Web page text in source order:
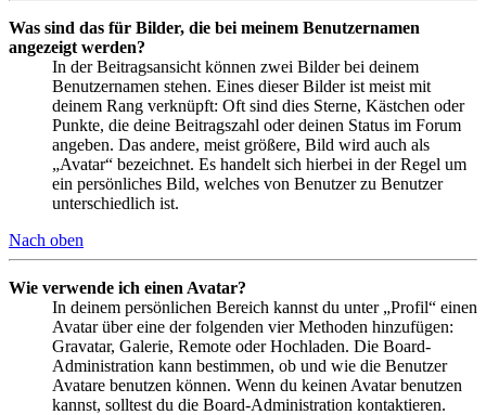
Was sind das für Bilder, die bei meinem Benutzernamen
angezeigt werden?
In der Beitragsansicht können zwei Bilder bei deinem
Benutzernamen stehen. Eines dieser Bilder ist meist mit
deinem Rang verknüpft: Oft sind dies Sterne, Kästchen oder
Punkte, die deine Beitragszahl oder deinen Status im Forum
angeben. Das andere, meist größere, Bild wird auch als
„Avatar“ bezeichnet. Es handelt sich hierbei in der Regel um
ein persönliches Bild, welches von Benutzer zu Benutzer
unterschiedlich ist.
Nach oben
Wie verwende ich einen Avatar?
In deinem persönlichen Bereich kannst du unter „Profil“ einen
Avatar über eine der folgenden vier Methoden hinzufügen:
Gravatar, Galerie, Remote oder Hochladen. Die Board-
Administration kann bestimmen, ob und wie die Benutzer
Avatare benutzen können. Wenn du keinen Avatar benutzen
kannst, solltest du die Board-Administration kontaktieren.